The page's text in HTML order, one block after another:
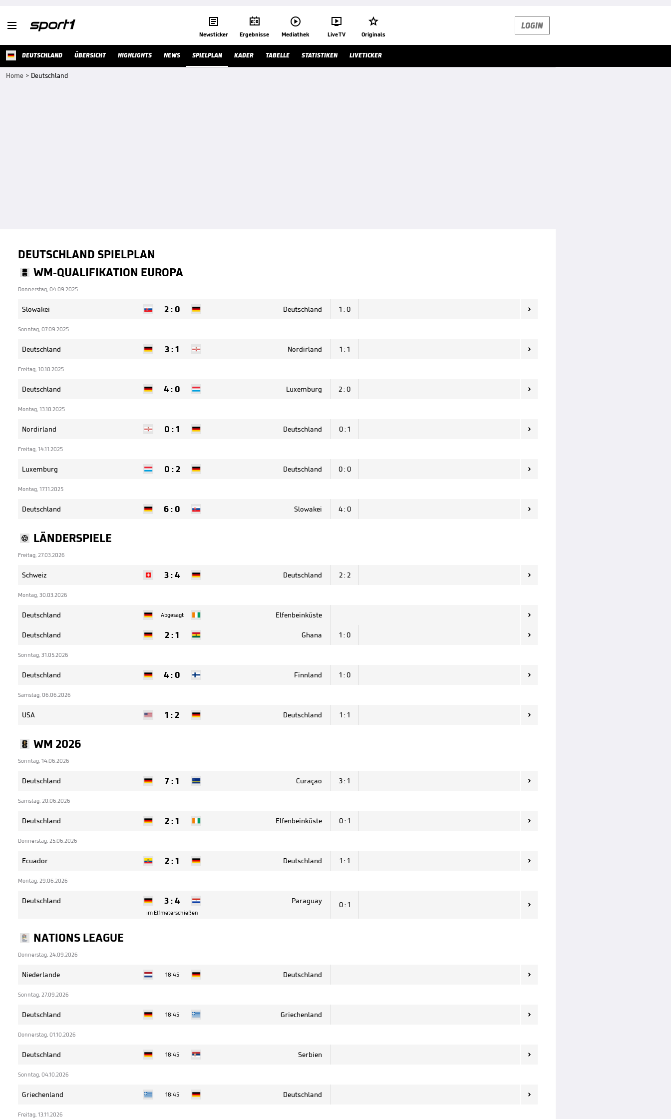
 
Newsticker

Ergebnisse

Mediathek

Live TV

Originals
LOGIN
DEUTSCHLAND ÜBERSICHT HIGHLIGHTS NEWS SPIELPLAN KADER TABELLE STATISTIKEN LIVETICKER
Home > Deutschland
DEUTSCHLAND SPIELPLAN
WM-QUALIFIKATION EUROPA
Donnerstag, 04.09.2025
Slowakei 2: 0 Deutschland 1 : 0 
Sonntag, 07.09.2025
Deutschland 3:1 Nordirland 1 : 1 
Freitag, 10.10.2025
Deutschland 4: 0 Luxemburg 2 : 0 
Montag, 13.10.2025
Nordirland 0 :1 Deutschland 0 : 1 
Freitag, 14.11.2025
Luxemburg 0 :2 Deutschland 0 : 0 
Montag, 17.11.2025
Deutschland 6: 0 Slowakei 4 : 0 
LÄNDERSPIELE
Freitag, 27.03.2026
Schweiz 3:4 Deutschland 2 : 2 
Montag, 30.03.2026
Deutschland Abgesagt Elfenbeinküste 
Deutschland 2:1 Ghana 1 : 0 
Sonntag, 31.05.2026
Deutschland 4: 0 Finnland 1 : 0 
Samstag, 06.06.2026
USA 1 :2 Deutschland 1 : 1 
WM 2026
Sonntag, 14.06.2026
Deutschland 7:1 Curaçao 3 : 1 
Samstag, 20.06.2026
Deutschland 2:1 Elfenbeinküste 0 : 1 
Donnerstag, 25.06.2026
Ecuador 2:1 Deutschland 1 : 1 
Montag, 29.06.2026
Deutschland 3:4 Paraguay
im Elfmeterschießen
0 : 1 
NATIONS LEAGUE
Donnerstag, 24.09.2026
Niederlande 18:45 Deutschland 
Sonntag, 27.09.2026
Deutschland 18:45 Griechenland 
Donnerstag, 01.10.2026
Deutschland 18:45 Serbien 
Sonntag, 04.10.2026
Griechenland 18:45 Deutschland 
Freitag, 13.11.2026